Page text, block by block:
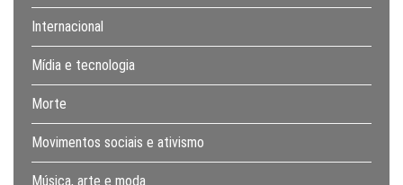
Internacional
Mídia e tecnologia
Morte
Movimentos sociais e ativismo
Música, arte e moda